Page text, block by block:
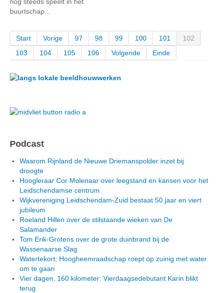
buurtschap...
Start Vorige 97 98 99 100 101
102
103
104 105 106 Volgende Einde
Podcast
Waarom Rijnland de Nieuwe Driemanspolder inzet bij
droogte
Hoogleraar Cor Molenaar over leegstand en kansen voor het
Leidschendamse centrum
Wijkvereniging Leidschendam-Zuid bestaat 50 jaar en viert
jubileum
Roeland Hillen over de stilstaande wieken van De
Salamander
Tom Erik-Grotens over de grote duinbrand bij de
Wassenaarse Slag
Watertekort: Hoogheemraadschap roept op zuinig met water
om te gaan
Vier dagen, 160 kilometer: Vierdaagsedebutant Karin blikt
terug